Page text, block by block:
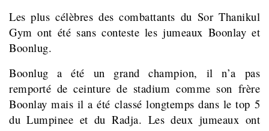
Les plus célèbres des combattants du Sor Thanikul
Gym ont été sans conteste les jumeaux Boonlay et
Boonlug.
Boonlug a été un grand champion, il n’a pas
remporté de ceinture de stadium comme son frère
Boonlay mais il a été classé longtemps dans le top 5
du Lumpinee et du Radja. Les deux jumeaux ont